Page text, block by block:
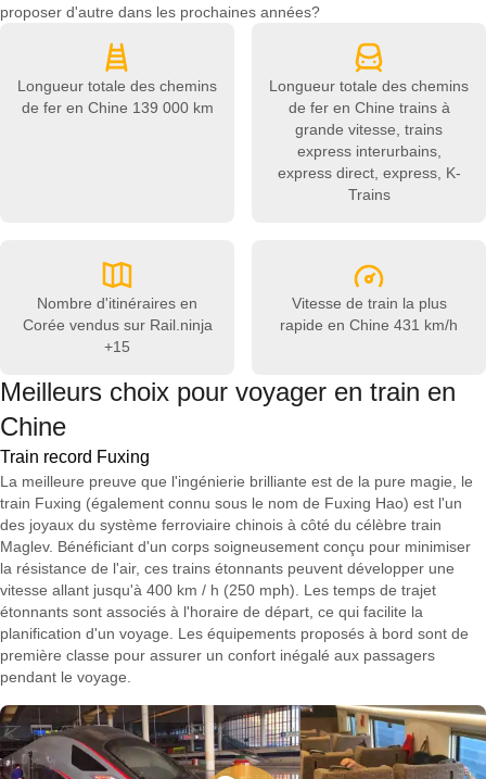
proposer d'autre dans les prochaines années?
Longueur totale des chemins
de fer en Chine 139 000 km
Longueur totale des chemins
de fer en Chine trains à
grande vitesse, trains
express interurbains,
express direct, express, K-
Trains
Nombre d'itinéraires en
Corée vendus sur Rail.ninja
+15
Vitesse de train la plus
rapide en Chine 431 km/h
Meilleurs choix pour voyager en train en
Chine
Train record Fuxing
La meilleure preuve que l'ingénierie brilliante est de la pure magie, le
train Fuxing (également connu sous le nom de Fuxing Hao) est l'un
des joyaux du système ferroviaire chinois à côté du célèbre train
Maglev. Bénéficiant d'un corps soigneusement conçu pour minimiser
la résistance de l'air, ces trains étonnants peuvent développer une
vitesse allant jusqu'à 400 km / h (250 mph). Les temps de trajet
étonnants sont associés à l'horaire de départ, ce qui facilite la
planification d'un voyage. Les équipements proposés à bord sont de
première classe pour assurer un confort inégalé aux passagers
pendant le voyage.